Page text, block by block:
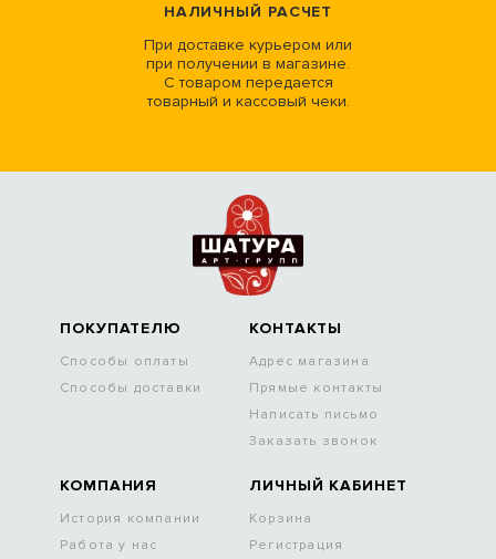
НАЛИЧНЫЙ РАСЧЕТ
При доставке курьером или
при получении в магазине.
С товаром передается
товарный и кассовый чеки.
ПОКУПАТЕЛЮ
Способы оплаты
Способы доставки
КОНТАКТЫ
Адрес магазина
Прямые контакты
Написать письмо
Заказать звонок
КОМПАНИЯ
История компании
Работа у нас
ЛИЧНЫЙ КАБИНЕТ
Корзина
Регистрация